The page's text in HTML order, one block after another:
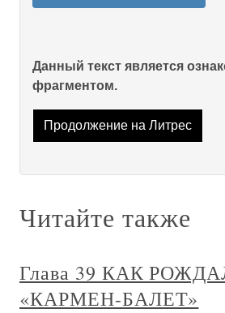
Данный текст является
фрагментом.
Продолжение на Литрес
Читайте также
Глава 39 КАК
«КАРМЕН-БАЛЕТ»